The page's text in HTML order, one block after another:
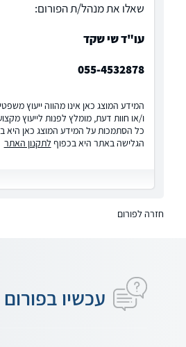
שאלו את מנהל/ת הפורום:
עו"ד שי שקד
055-4532878
המידע המוצג כאן אינו מהווה ייעוץ
ו/או חוות דעת, מומלץ לפנות לייעוץ
כל הסתמכות על המידע המוצג כאן היא
הגלישה באתר היא בכפוף לתקנון האתר
חזרה לפורום
עכשיו בפורום